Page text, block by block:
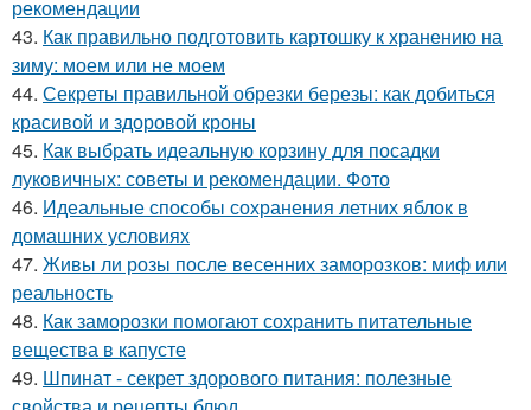
рекомендации
43. Как правильно подготовить картошку к хранению на
зиму: моем или не моем
44. Секреты правильной обрезки березы: как добиться
красивой и здоровой кроны
45. Как выбрать идеальную корзину для посадки
луковичных: советы и рекомендации. Фото
46. Идеальные способы сохранения летних яблок в
домашних условиях
47. Живы ли розы после весенних заморозков: миф или
реальность
48. Как заморозки помогают сохранить питательные
вещества в капусте
49. Шпинат - секрет здорового питания: полезные